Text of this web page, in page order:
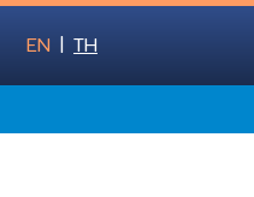
EN | TH